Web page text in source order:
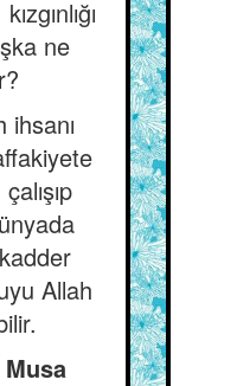
ne
ihsanı
Allah